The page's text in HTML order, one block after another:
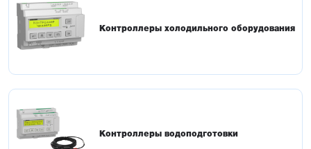
Контроллеры холодильного оборудования
Контроллеры водоподготовки